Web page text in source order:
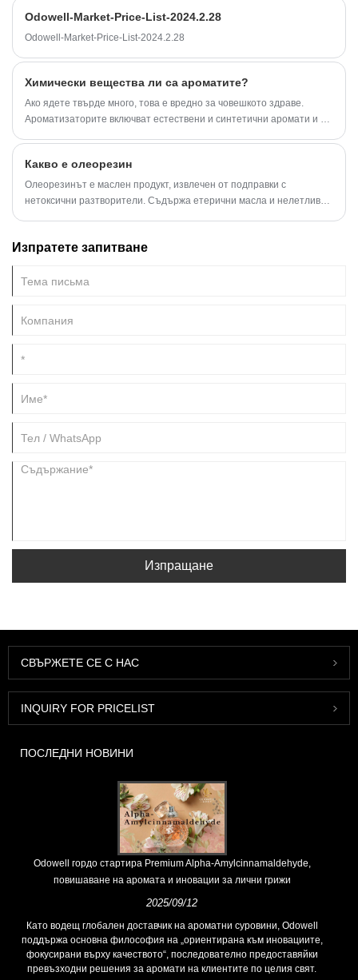
Odowell-Market-Price-List-2024.2.28
Odowell-Market-Price-List-2024.2.28
Химически вещества ли са ароматите?
Ако ядете твърде много, това е вредно за човешкото здраве.
Ароматизаторите включват естествени и синтетични аромати и те
Какво е олеорезин
Олеорезинът е маслен продукт, извлечен от подправки с
нетоксични разтворители. Съдържа етерични масла и нелетливи
капсаицин и неговите производни, а черният пипер може да се
Изпратете запитване
Изпращане
СВЪРЖЕТЕ СЕ С НАС
INQUIRY FOR PRICELIST
ПОСЛЕДНИ НОВИНИ
Odowell гордо стартира Premium Alpha-Amylcinnamaldehyde,
повишаване на аромата и иновации за лични грижи
2025/09/12
Като водещ глобален доставчик на ароматни суровини, Odowell
поддържа основна философия на „ориентирана към иновациите,
фокусирани върху качеството“, последователно предоставяйки
превъзходни решения за аромати на клиентите по целия свят.